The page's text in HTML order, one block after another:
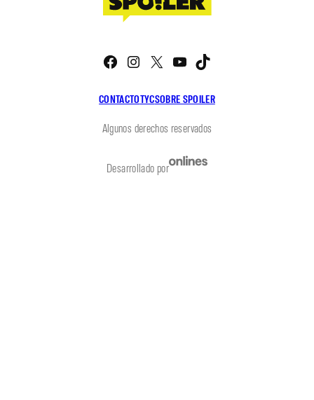
CONTACTOTYCSOBRE SPOILER
Facebook
Instagram
X YouTube
Algunos derechos reservados
Desarrollado por